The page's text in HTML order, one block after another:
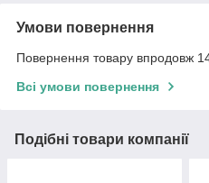
Умови повернення
Повернення товару впродовж
Всі умови повернення
Подібні товари компанії